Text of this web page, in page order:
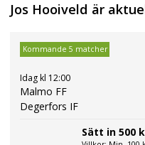
Jos Hooiveld är
Kommande 5 matcher
Idag kl 12:00
Malmo FF
Degerfors IF
Sätt in 500